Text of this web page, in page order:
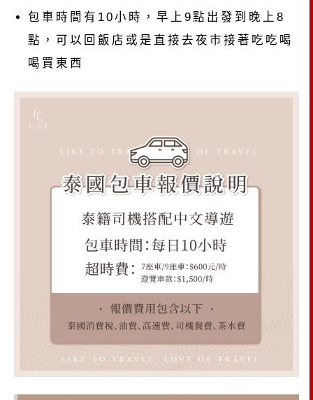
包車時間有10小時，早上9點出發到晚上8
點，可以回飯店或是直接去夜市接著吃吃喝
喝買東西